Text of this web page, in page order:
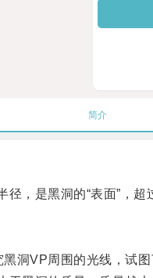
简介
是黑洞的“表面”，超
VP周围的光线，试图